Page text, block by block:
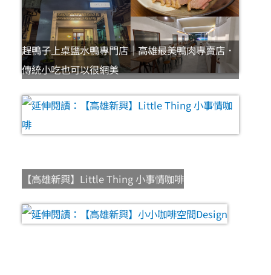
趕鴨子上桌鹽水鴨專門店｜高雄最美鴨肉專賣店．
傳統小吃也可以很網美
【高雄新興】Little Thing 小事情咖啡